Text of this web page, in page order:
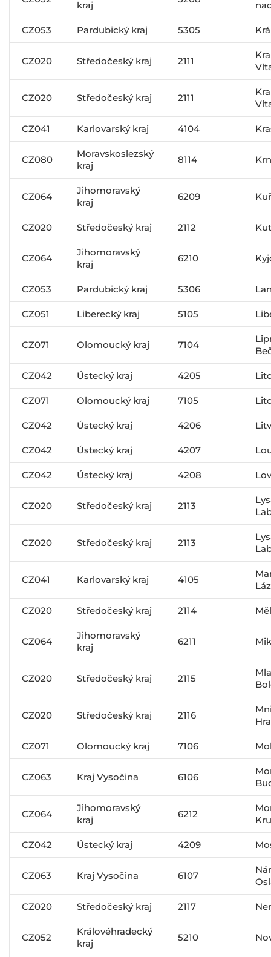
kraj
CZ053 Pardubický kraj 5305
CZ020 Středočeský kraj 2111
CZ020 Středočeský kraj 2111
CZ041 Karlovarský kraj 4104
CZ080
Moravskoslezský
kraj
8114
CZ064
Jihomoravský
kraj
6209
CZ020 Středočeský kraj 2112
CZ064
Jihomoravský
kraj
6210
CZ053 Pardubický kraj 5306
CZ051 Liberecký kraj 5105
CZ071 Olomoucký kraj 7104
CZ042 Ústecký kraj 4205
CZ071 Olomoucký kraj 7105
CZ042 Ústecký kraj 4206
CZ042 Ústecký kraj 4207
CZ042 Ústecký kraj 4208
CZ020 Středočeský kraj 2113
CZ020 Středočeský kraj 2113
CZ041 Karlovarský kraj 4105
CZ020 Středočeský kraj 2114
CZ064
Jihomoravský
kraj
6211
CZ020 Středočeský kraj 2115
CZ020 Středočeský kraj 2116
CZ071 Olomoucký kraj 7106
CZ063 Kraj Vysočina 6106
CZ064
Jihomoravský
kraj
6212
CZ042 Ústecký kraj 4209
CZ063 Kraj Vysočina 6107
CZ020 Středočeský kraj 2117
CZ052
Královéhradecký
kraj
5210